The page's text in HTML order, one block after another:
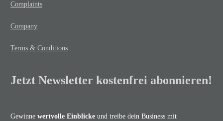
Complaints
Company
Terms & Conditions
Jetzt Newsletter kostenfrei abonnieren!
Gewinne wertvolle Einblicke und treibe dein Business mit